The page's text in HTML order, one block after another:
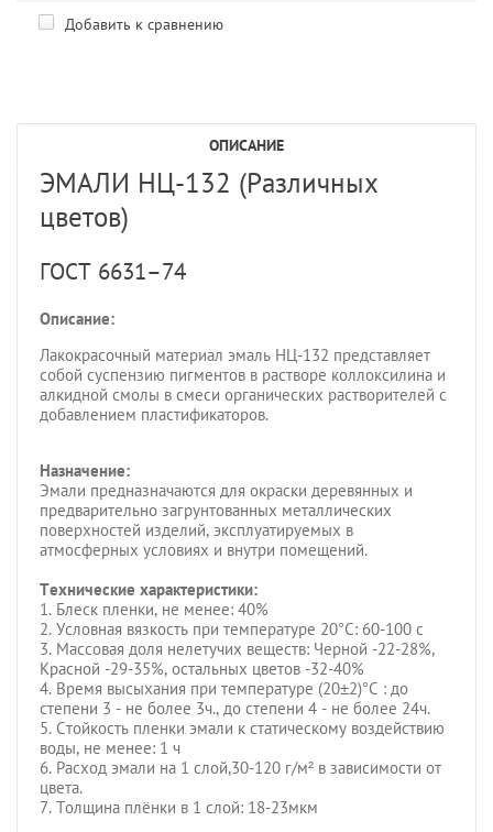
Добавить к сравнению
ОПИСАНИЕ
ЭМАЛИ НЦ-132 (Различных
цветов)
ГОСТ 6631–74
Описание:
Лакокрасочный материал эмаль НЦ-132 представляет
собой суспензию пигментов в растворе коллоксилина и
алкидной смолы в смеси органических растворителей с
добавлением пластификаторов.
Назначение:
Эмали предназначаются для окраски деревянных и
предварительно загрунтованных металлических
поверхностей изделий, эксплуатируемых в
атмосферных условиях и внутри помещений.
Технические характеристики:
1. Блеск пленки, не менее: 40%
2. Условная вязкость при температуре 20°С: 60-100 c
3. Массовая доля нелетучих веществ: Черной -22-28%,
Красной -29-35%, остальных цветов -32-40%
4. Время высыхания при температуре (20±2)°С : до
степени 3 - не более 3ч., до степени 4 - не более 24ч.
5. Стойкость пленки эмали к статическому воздействию
воды, не менее: 1 ч
6. Расход эмали на 1 слой,30-120 г/м² в зависимости от
цвета.
7. Толщина плёнки в 1 слой: 18-23мкм